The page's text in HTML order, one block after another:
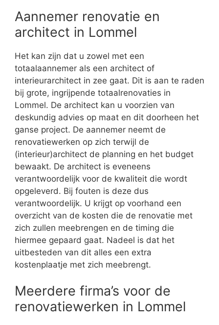
Aannemer renovatie en
architect in Lommel
Het kan zijn dat u zowel met een
totaalaannemer als een architect of
interieurarchitect in zee gaat. Dit is aan te raden
bij grote, ingrijpende totaalrenovaties in
Lommel. De architect kan u voorzien van
deskundig advies op maat en dit doorheen het
ganse project. De aannemer neemt de
renovatiewerken op zich terwijl de
(interieur)architect de planning en het budget
bewaakt. De architect is eveneens
verantwoordelijk voor de kwaliteit die wordt
opgeleverd. Bij fouten is deze dus
verantwoordelijk. U krijgt op voorhand een
overzicht van de kosten die de renovatie met
zich zullen meebrengen en de timing die
hiermee gepaard gaat. Nadeel is dat het
uitbesteden van dit alles een extra
kostenplaatje met zich meebrengt.
Meerdere firma’s voor de
renovatiewerken in Lommel